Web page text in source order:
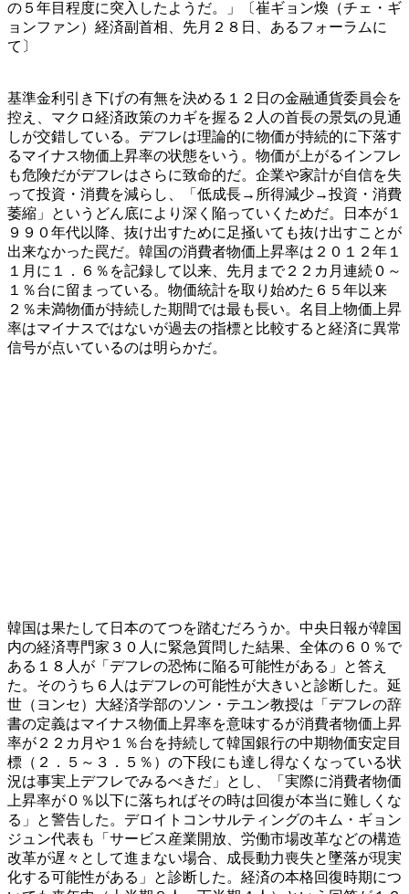
の５年目程度に突入したようだ。」〔崔ギョン煥（チェ・ギ
ョンファン）経済副首相、先月２８日、あるフォーラムに
て〕
基準金利引き下げの有無を決める１２日の金融通貨委員会を
控え、マクロ経済政策のカギを握る２人の首長の景気の見通
しが交錯している。デフレは理論的に物価が持続的に下落す
るマイナス物価上昇率の状態をいう。物価が上がるインフレ
も危険だがデフレはさらに致命的だ。企業や家計が自信を失
って投資・消費を減らし、「低成長→所得減少→投資・消費
萎縮」というどん底により深く陥っていくためだ。日本が１
９９０年代以降、抜け出すために足掻いても抜け出すことが
出来なかった罠だ。韓国の消費者物価上昇率は２０１２年１
１月に１．６％を記録して以来、先月まで２２カ月連続０～
１％台に留まっている。物価統計を取り始めた６５年以来
２％未満物価が持続した期間では最も長い。名目上物価上昇
率はマイナスではないが過去の指標と比較すると経済に異常
信号が点いているのは明らかだ。
韓国は果たして日本のてつを踏むだろうか。中央日報が韓国
内の経済専門家３０人に緊急質問した結果、全体の６０％で
ある１８人が「デフレの恐怖に陥る可能性がある」と答え
た。そのうち６人はデフレの可能性が大きいと診断した。延
世（ヨンセ）大経済学部のソン・テユン教授は「デフレの辞
書の定義はマイナス物価上昇率を意味するが消費者物価上昇
率が２２カ月や１％台を持続して韓国銀行の中期物価安定目
標（２．５～３．５％）の下段にも達し得なくなっている状
況は事実上デフレでみるべきだ」とし、「実際に消費者物価
上昇率が０％以下に落ちればその時は回復が本当に難しくな
る」と警告した。デロイトコンサルティングのキム・ギョン
ジュン代表も「サービス産業開放、労働市場改革などの構造
改革が遅々として進まない場合、成長動力喪失と墜落が現実
化する可能性がある」と診断した。経済の本格回復時期につ